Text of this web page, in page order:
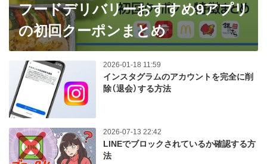
フードデリバリーおすすめ9アプリ
の初回クーポンまとめ
2026-01-18 11:59
インスタグラムのアカウントを完全に削
除（退会）する方法
2026-07-13 22:42
LINEでブロックされているか確認する方
法